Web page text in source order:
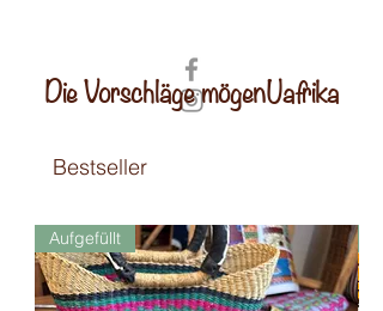
Die Vorschläge mögenUafrika
Bestseller
Aufgefüllt